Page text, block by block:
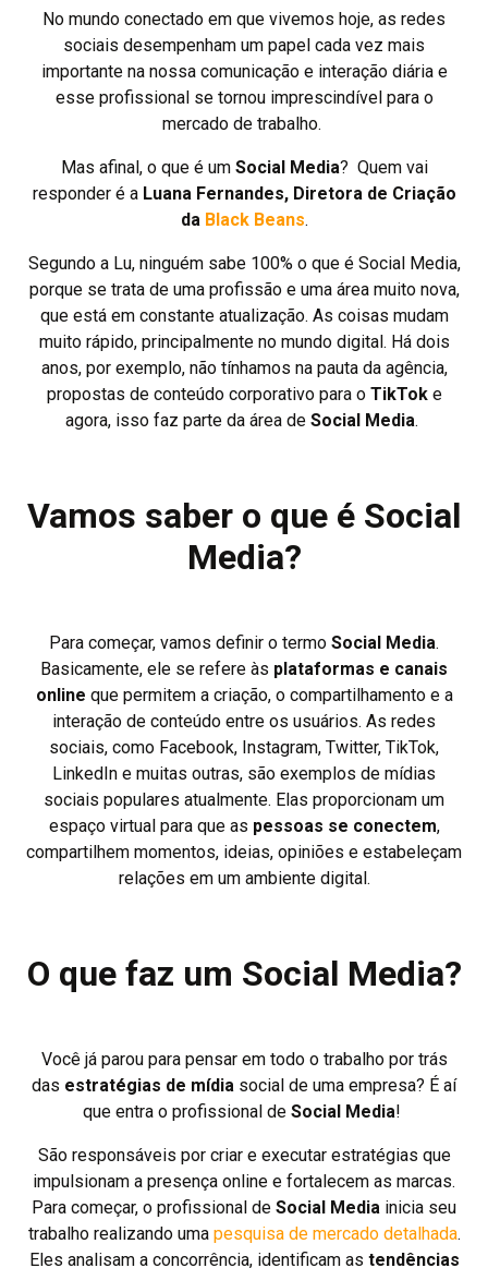
No mundo conectado em que vivemos hoje, as redes
sociais desempenham um papel cada vez mais
importante na nossa comunicação e interação diária e
esse profissional se tornou imprescindível para o
mercado de trabalho.
Mas afinal, o que é um Social Media? Quem vai
responder é aLuana Fernandes, Diretora de Criação
da Black Beans.
Segundo a Lu, ninguém sabe 100% o que é Social Media,
porque se trata de uma profissão e uma área muito nova,
que está em constante atualização. As coisas mudam
muito rápido, principalmente no mundo digital. Há dois
anos, por exemplo, não tínhamos na pauta da agência,
propostas de conteúdo corporativo para o TikTok e
agora, isso faz parte da área de Social Media.
Vamos saber o que é Social
Media?
Para começar, vamos definir o termo Social Media.
Basicamente, ele se refere às plataformas e canais
online que permitem a criação, o compartilhamento e a
interação de conteúdo entre os usuários. As redes
sociais, como Facebook, Instagram, Twitter, TikTok,
LinkedIn e muitas outras, são exemplos de mídias
sociais populares atualmente. Elas proporcionam um
espaço virtual para que as pessoas se conectem,
compartilhem momentos, ideias, opiniões e estabeleçam
relações em um ambiente digital.
O que faz um Social Media?
Você já parou para pensar em todo o trabalho por trás
das estratégias de mídia social de uma empresa? É aí
que entra o profissional de Social Media!
São responsáveis por criar e executar estratégias que
impulsionam a presença online e fortalecem as marcas.
Para começar, o profissional de Social Media inicia seu
trabalho realizando umapesquisa de mercado detalhada.
Eles analisam a concorrência, identificam as tendências